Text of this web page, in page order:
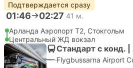
Подтверждается сразу
01:46 02:27 41 м.
Арланда Аэропорт T2, Стокгольм
Центральный ЖД вокзал
Стандарт с конд. |
Flygbussarna Airport